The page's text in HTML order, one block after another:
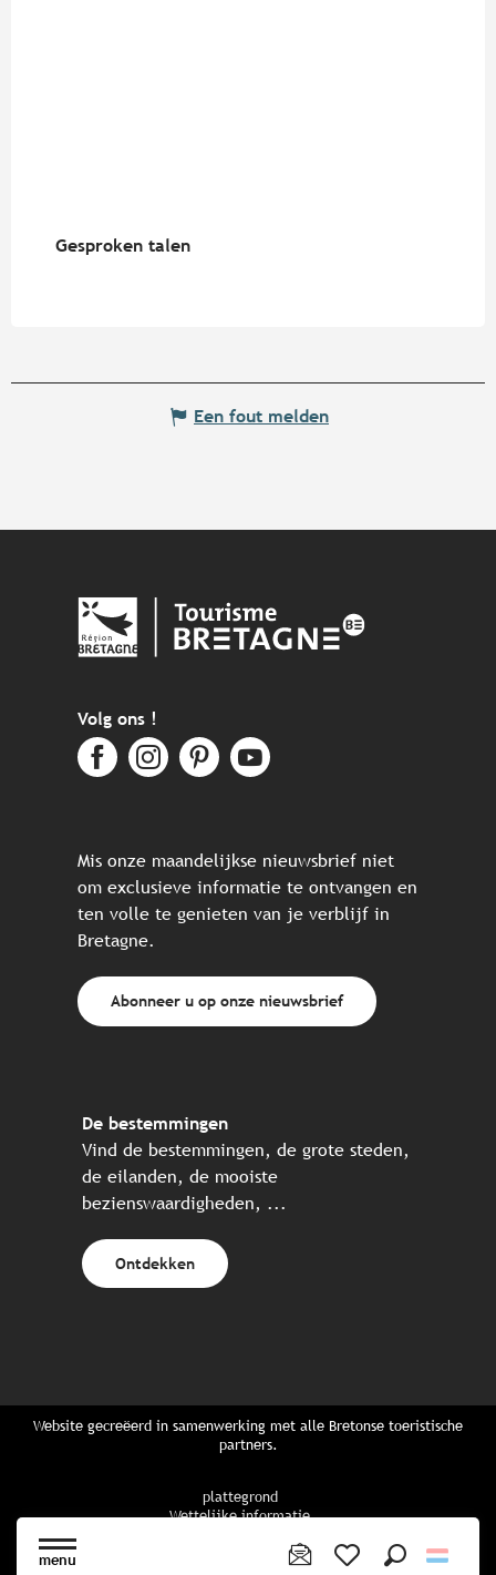
menu
Gesproken talen
Gesproken talen
Een fout melden
Volg ons !
Mis onze maandelijkse nieuwsbrief niet
om exclusieve informatie te ontvangen en
ten volle te genieten van je verblijf in
Bretagne.
Abonneer u op onze nieuwsbrief
De bestemmingen
Vind de bestemmingen, de grote steden,
de eilanden, de mooiste
bezienswaardigheden, ...
Ontdekken
Website gecreëerd in samenwerking met alle Bretonse toeristische
partners.
plattegrond
Wettelijke informatie